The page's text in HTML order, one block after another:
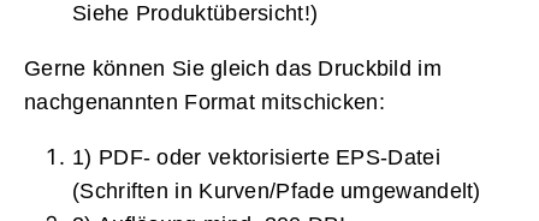
Siehe Produktübersicht!)
Gerne können Sie gleich das Druckbild im
nachgenannten Format mitschicken:
1) PDF- oder vektorisierte EPS-Datei
(Schriften in Kurven/Pfade umgewandelt)